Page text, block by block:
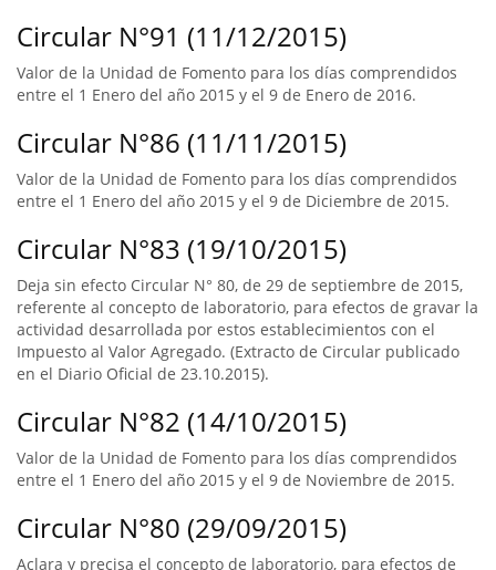
Circular N°91 (11/12/2015)
Valor de la Unidad de Fomento para los días comprendidos
entre el 1 Enero del año 2015 y el 9 de Enero de 2016.
Circular N°86 (11/11/2015)
Valor de la Unidad de Fomento para los días comprendidos
entre el 1 Enero del año 2015 y el 9 de Diciembre de 2015.
Circular N°83 (19/10/2015)
Deja sin efecto Circular N° 80, de 29 de septiembre de 2015,
referente al concepto de laboratorio, para efectos de gravar la
actividad desarrollada por estos establecimientos con el
Impuesto al Valor Agregado. (Extracto de Circular publicado
en el Diario Oficial de 23.10.2015).
Circular N°82 (14/10/2015)
Valor de la Unidad de Fomento para los días comprendidos
entre el 1 Enero del año 2015 y el 9 de Noviembre de 2015.
Circular N°80 (29/09/2015)
Aclara y precisa el concepto de laboratorio, para efectos de